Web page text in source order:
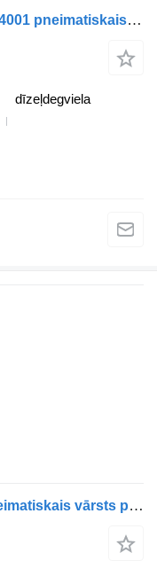
Haldex Axor 2 1840 (01.04-) 355094001 pneimatiskais vārsts paredzēts Mercedes-Benz Actros, Axor MP1, MP2, MP3 (1996-2014) kravas automašīnas
dīzeļdegviela
Haldex vypusknoy 207012001 pneimatiskais vārsts paredzēts 207012001 puspiekabes